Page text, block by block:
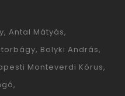
Antal Mátyás
Bolyki András
Monteverdi Kórus